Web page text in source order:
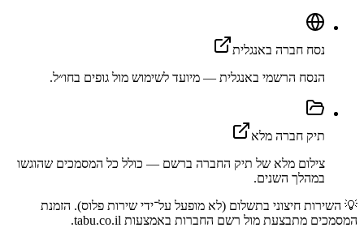
נסח חברה באנגלית
הנסח הרשמי באנגלית — מיועד לשימוש מול גופים בחו״ל.
תיק חברה מלא
צילום מלא של תיק החברה ברשם — כולל כל המסמכים שהוגשו
במהלך השנים.
💡 השירות חיצוני בתשלום (לא מופעל על־ידי שירות פלוס). הזמנת
המסמכים מתבצעת מול רשם החברות באמצעות tabu.co.il.